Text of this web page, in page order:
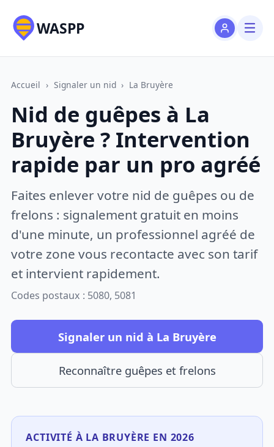
WASPP
Accueil › Signaler un nid › La Bruyère
Nid de guêpes à La
Bruyère ? Intervention
rapide par un pro agréé
Faites enlever votre nid de guêpes ou de
frelons : signalement gratuit en moins
d'une minute, un professionnel agréé de
votre zone vous recontacte avec son tarif
et intervient rapidement.
Codes postaux : 5080, 5081
Signaler un nid à La Bruyère
Reconnaître guêpes et frelons
ACTIVITÉ À LA BRUYÈRE EN 2026